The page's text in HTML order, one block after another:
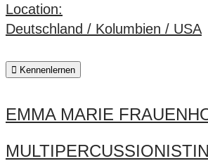
Location:
Deutschland / Kolumbien / USA
Kennenlernen
EMMA MARIE
MULTIPERCUSSIONISTIN